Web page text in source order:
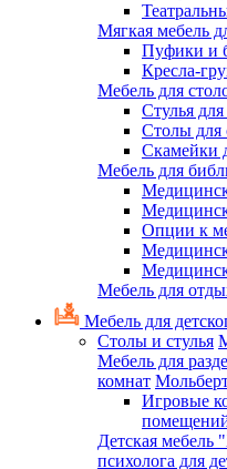
Мягкая мебель
Пуфики и
Кресла-
Мебель для
Cтулья
Cтолы для
Скамейки
Мебель для
Опции к
Мебель для
Мебель для
Столы и стулья
Мебель для
комнат
Игровые
Детская мебель
психолога для